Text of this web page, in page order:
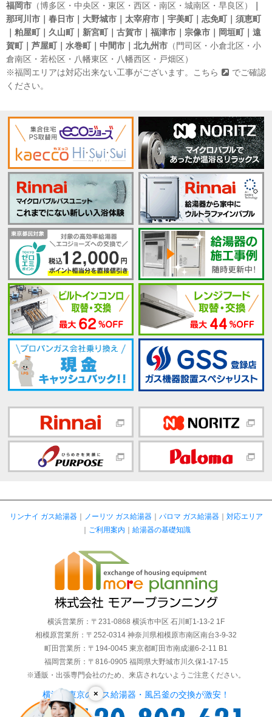
福岡市 （博多区・中央区・東区・西区・南区・城南区・早良区）
那珂川市｜春日市｜大野城市｜太宰府市｜宇美町｜志免町｜須恵町
｜粕屋町｜久山町｜新宮町｜古賀市｜福津市｜宗像市｜岡垣町｜遠
賀町｜芦屋町｜水巻町｜中間市｜北九州市 （門司区・小倉北区・小
倉南区・若松区・八幡東区・八幡西区・戸畑区）
※福岡エリアは対応出来ない工事がございます。
こちら
でご確認
ください。
×
リンナイ ガス給湯器｜ ノーリツ ガス給湯器｜ パロマ ガス給湯器｜ 対応エリア
｜ ご利用案内 ｜ 給湯器の基礎知識
横浜営業所：〒231-0868 横浜市中区 石川町1-13-2 1F
相模原営業所：〒252-0314 神奈川県相模原市南区南台3-9-32
町田営業所：〒194-0045 東京都町田市南成瀬6-2-11 B1
福岡営業所：〒816-0905 福岡県大野城市川久保1-17-15
※通販・出張専門会社のため、来店されないようご注意ください。
横浜・東京のガス給湯器・風呂釜の交換が激安！